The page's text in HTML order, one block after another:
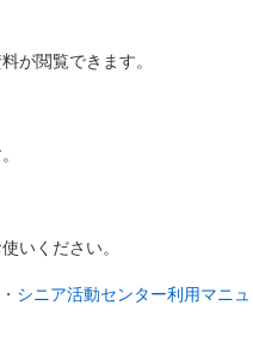
が閲覧できます。
いください。
シニア活動センター利用マニュ